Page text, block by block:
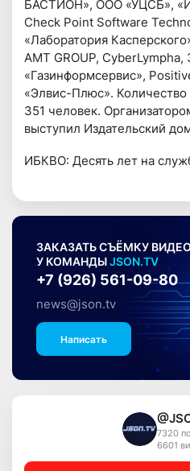
БАСТИОН», ООО «УЦСБ»,
Check Point Software
«Лаборатория
AMT GROUP,
«Газинформсервис»,
«Элвис-Плюс». Количество
351 человек.
выступил Издательский
ИБКВО: Десять лет на
ЗАКАЗАТЬ СЪЁМКУ
У КОМАНДЫJSON.TV
+7 (926) 561-09-80
news@json.tv
Написать
7320
6601